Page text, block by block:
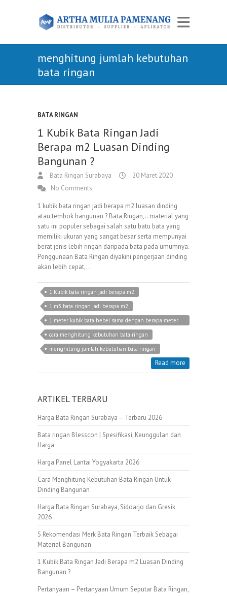
menghitung jumlah kebutuhan
bata ringan
BATA RINGAN
1 Kubik Bata Ringan Jadi
Berapa m2 Luasan Dinding
Bangunan ?
Bata Ringan Surabaya
20 Maret 2020
No Comments
1 kubik bata ringan jadi berapa m2 luasan dinding
atau tembok bangunan ? Bata Ringan,.. material yang
satu ini populer sebagai salah satu batu bata yang
memiliki ukuran yang sangat besar serta mempunyai
berat jenis lebih ringan daripada bata pada umumnya.
Penggunaan Bata Ringan diyakini pengerjaan dinding
akan lebih cepat,…
1 Kubik bata ringan jadi berapa m2
1 m3 bata ringan jadi berapa m2
1 meter kubik bata hebel sama dengan berapa meter
persegi
cara menghitung kebutuhan bata ringan
menghitung jumlah kebutuhan bata ringan
Read more
ARTIKEL TERBARU
Harga Bata Ringan Surabaya – Terbaru 2026
Bata ringan Blesscon | Spesifikasi, Keunggulan dan
Harga
Harga Panel Lantai Yogyakarta 2026
Cara Menghitung Kebutuhan Bata Ringan Untuk
Dinding Bangunan
Harga Bata Ringan Surabaya, Sidoarjo dan Gresik
2026
5 Rekomendasi Merk Bata Ringan Terbaik Sebagai
Material Bangunan
1 Kubik Bata Ringan Jadi Berapa m2 Luasan Dinding
Bangunan ?
Pertanyaan – Pertanyaan Umum Seputar Bata Ringan,